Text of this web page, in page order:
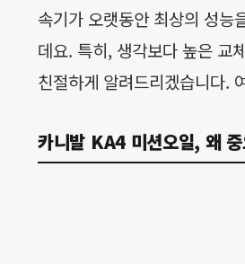
속기가 오랫동안 최상의 성능
데요. 특히, 생각보다 높은 교
친절하게 알려드리겠습니다.
카니발 KA4 미션오일, 왜